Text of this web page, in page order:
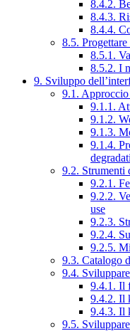
8.4.2.
8.4.3.
8.4.4.
8.5.
8.5.1.
8.5.2. I
9. Sviluppo
9.1.
9.1.1.
9.1.2.
9.1.3.
9.1.4.
9.2. Strumenti
9.2.1.
9.2.2.
use
9.2.3.
9.2.4.
9.2.5.
9.3. Catalogo
9.4.
9.4.1. Il
9.4.2. Il
9.4.3. Il
9.5.